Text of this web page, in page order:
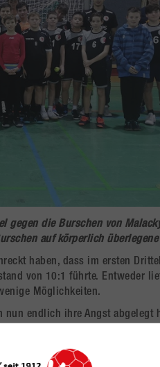
gegen die Burschen von
auf körperlich überlegene
haben, dass im ersten
von 10:1 führte. Entweder
Möglichkeiten.
nun endlich ihre Angst abgelegt
unbedingt die stärkere
weil Malacky, die mit vielen
ließ. Vor allem Valentin